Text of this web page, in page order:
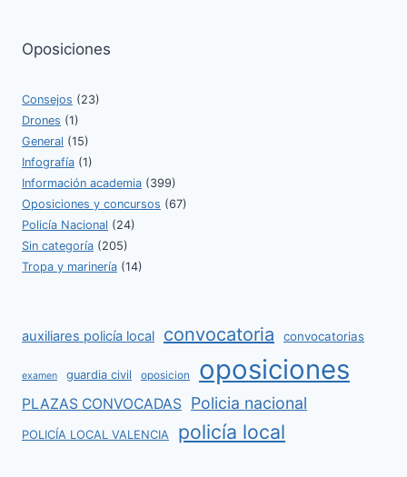
Oposiciones
Consejos (23)
Drones (1)
General (15)
Infografía (1)
Información academia (399)
Oposiciones y concursos (67)
Policía Nacional (24)
Sin categoría (205)
Tropa y marinería (14)
auxiliares policía local convocatoria convocatorias
examen guardia civil oposicion oposiciones
PLAZAS CONVOCADAS Policia nacional
POLICÍA LOCAL VALENCIA policía local